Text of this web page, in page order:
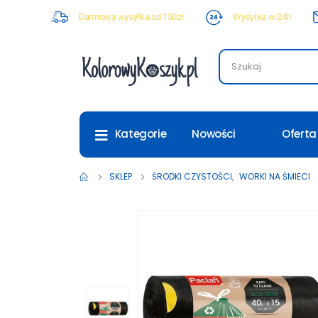
Darmowa wysyłka od 150zł Wysyłka w 24h
Kategorie Nowości
SKLEP ŚRODKI CZYSTOŚCI, WORKI NA ŚMIECI